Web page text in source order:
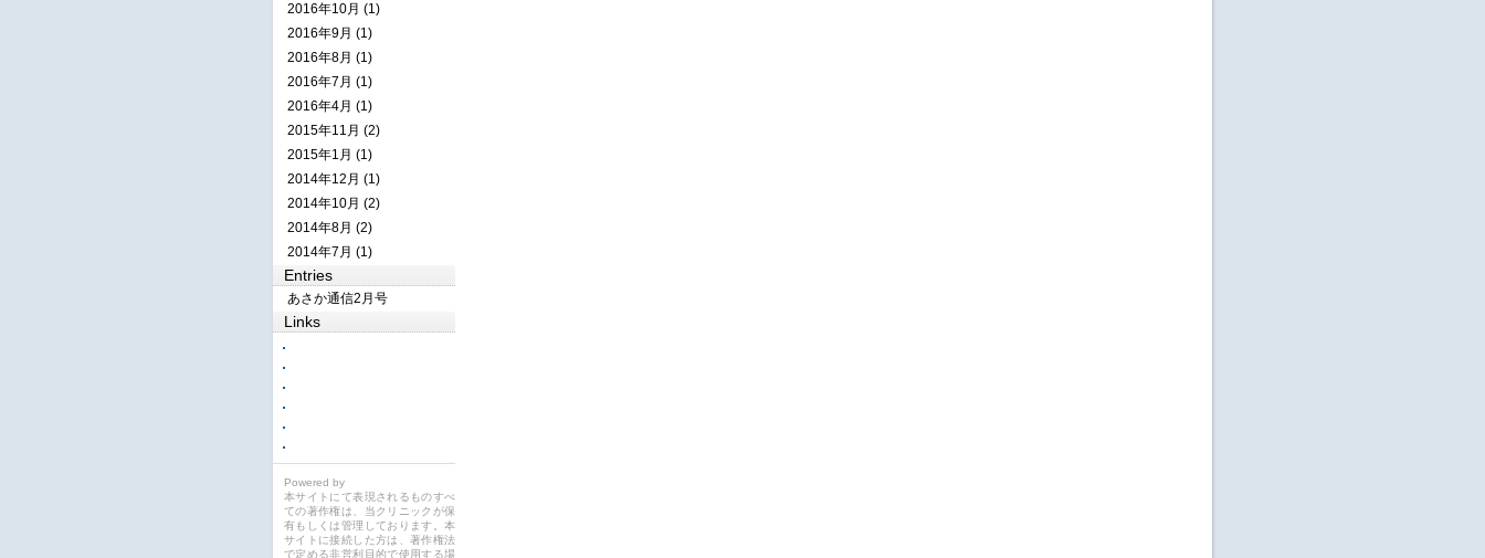
2016年10月 (1)
2016年9月 (1)
2016年8月 (1)
2016年7月 (1)
2016年4月 (1)
2015年11月 (2)
2015年1月 (1)
2014年12月 (1)
2014年10月 (2)
2014年8月 (2)
2014年7月 (1)
Entries
あさか通信2月号
Links
Powered by
本サイトにて表現されるものすべ
ての著作権は、当クリニックが保
有もしくは管理しております。本
サイトに接続した方は、著作権法
で定める非営利目的で使用する場